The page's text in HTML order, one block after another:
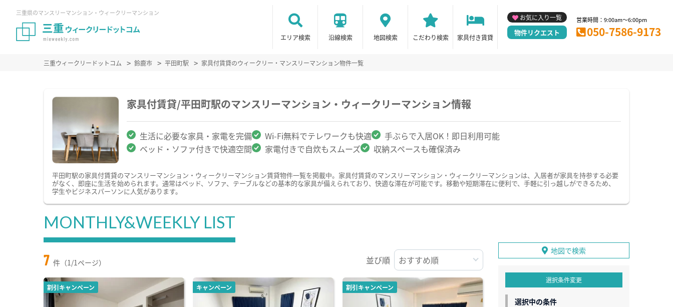
三重県のマンスリーマンション・ウィークリーマンション
エリア検索 沿線検索 地図検索 こだわり検索 家具付き賃貸
お気に入り一覧
物件リクエスト
営業時間：9:00am～6:00pm
050-7586-9173
三重ウィークリードットコム 鈴鹿市 平田町駅 家具付賃貸のウィークリー・マンスリーマンション物件一覧
家具付賃貸/平田町駅のマンスリーマンション・ウィークリーマンション情報
生活に必要な家具・家電を完備 Wi-Fi無料でテレワークも快適
手ぶらで入居OK！即日利用可能
ベッド・ソファ付きで快適空間
家電付きで自炊もスムーズ 収納スペースも確保済み
平田町駅の家具付賃貸のマンスリーマンション・ウィークリーマンション賃貸物件一覧を掲載中。家具付賃貸のマンスリーマンション・ウィークリーマンションは、入居者が家具を持参する必要
がなく、即座に生活を始められます。通常はベッド、ソファ、テーブルなどの基本的な家具が備えられており、快適な滞在が可能です。移動や短期滞在に便利で、手軽に引っ越しができるため、
学生やビジネスパーソンに人気があります。
MONTHLY&WEEKLY LIST
7 件（1/1ページ） 並び順
割引キャンペーン キャンペーン 割引キャンペーン
地図で検索
選択条件変更
選択中の条件